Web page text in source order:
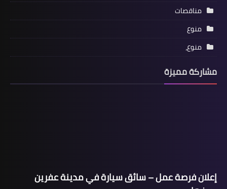
مناقصات
منوع
منوع،
مشاركة مميزة
إعلان فرصة عمل – سائق سيارة في مدينة عفرين